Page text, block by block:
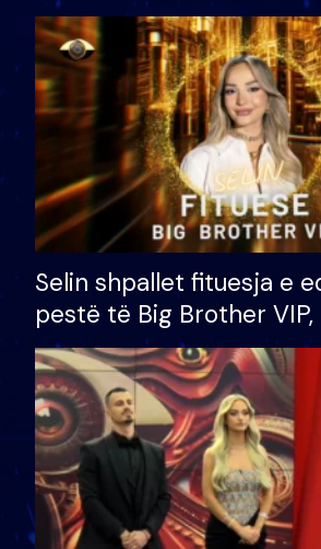
Selin shpallet fituesja e
pestë të Big Brother
çmimin e madh prej 100